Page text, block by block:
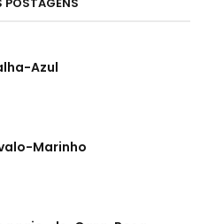
Azul
Marinho